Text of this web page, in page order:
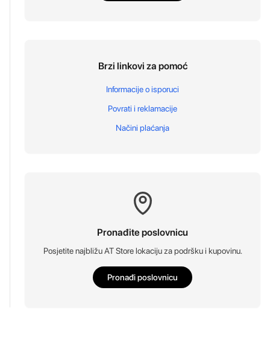
Brzi linkovi za pomoć
Informacije o isporuci
Povrati i reklamacije
Načini plaćanja
Pronađite poslovnicu
Posjetite najbližu AT Store lokaciju za podršku i kupovinu.
Pronađi poslovnicu